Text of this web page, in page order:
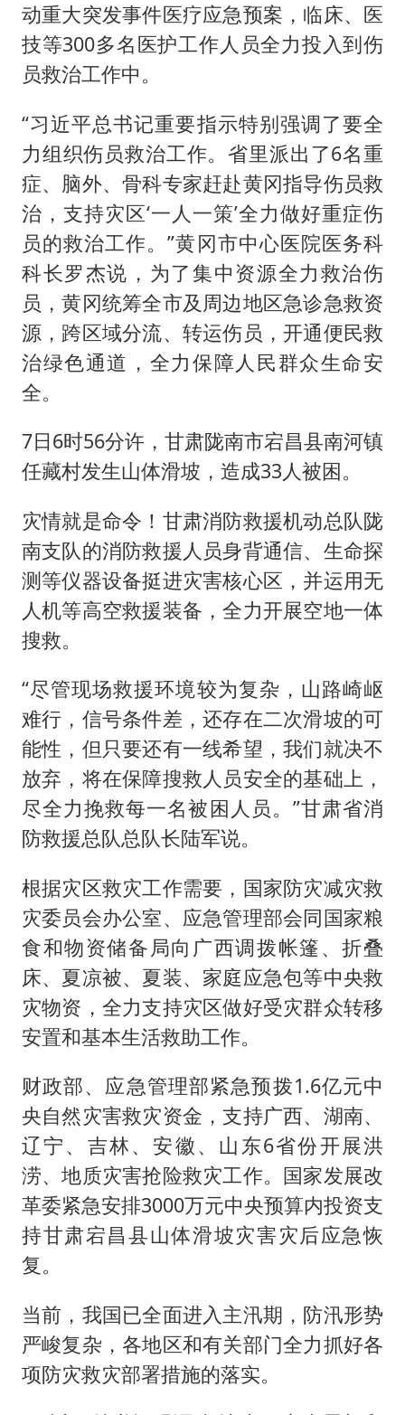
动重大突发事件医疗应急预案，临床、医
技等300多名医护工作人员全力投入到伤
员救治工作中。
“习近平总书记重要指示特别强调了要全
力组织伤员救治工作。省里派出了6名重
症、脑外、骨科专家赶赴黄冈指导伤员救
治，支持灾区‘一人一策’全力做好重症伤
员的救治工作。”黄冈市中心医院医务科
科长罗杰说，为了集中资源全力救治伤
员，黄冈统筹全市及周边地区急诊急救资
源，跨区域分流、转运伤员，开通便民救
治绿色通道，全力保障人民群众生命安
全。
7日6时56分许，甘肃陇南市宕昌县南河镇
任藏村发生山体滑坡，造成33人被困。
灾情就是命令！甘肃消防救援机动总队陇
南支队的消防救援人员身背通信、生命探
测等仪器设备挺进灾害核心区，并运用无
人机等高空救援装备，全力开展空地一体
搜救。
“尽管现场救援环境较为复杂，山路崎岖
难行，信号条件差，还存在二次滑坡的可
能性，但只要还有一线希望，我们就决不
放弃，将在保障搜救人员安全的基础上，
尽全力挽救每一名被困人员。”甘肃省消
防救援总队总队长陆军说。
根据灾区救灾工作需要，国家防灾减灾救
灾委员会办公室、应急管理部会同国家粮
食和物资储备局向广西调拨帐篷、折叠
床、夏凉被、夏装、家庭应急包等中央救
灾物资，全力支持灾区做好受灾群众转移
安置和基本生活救助工作。
财政部、应急管理部紧急预拨1.6亿元中
央自然灾害救灾资金，支持广西、湖南、
辽宁、吉林、安徽、山东6省份开展洪
涝、地质灾害抢险救灾工作。国家发展改
革委紧急安排3000万元中央预算内投资支
持甘肃宕昌县山体滑坡灾害灾后应急恢
复。
当前，我国已全面进入主汛期，防汛形势
严峻复杂，各地区和有关部门全力抓好各
项防灾救灾部署措施的落实。